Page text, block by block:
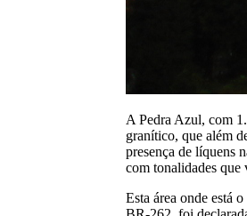
A Pedra Azul, com
granítico, que além
presença de líquens
com tonalidades que
Esta área onde está